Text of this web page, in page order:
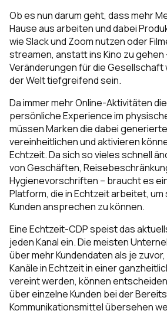
Ob es nun darum geht, dass mehr
Hause aus arbeiten und dabei
wie Slack und Zoom nutzen oder
streamen, anstatt ins Kino zu gehen
Veränderungen für die Gesellschaft
der Welt tiefgreifend sein.
Da immer mehr Online-Aktivitäten
persönliche Experience im
müssen Marken die dabei
vereinheitlichen und aktivieren
Echtzeit. Da sich so vieles schnell
von Geschäften,
Hygienevorschriften – braucht es
Platform, die in Echtzeit arbeitet,
Kunden ansprechen zu können.
Eine Echtzeit-CDP speist das
jeden Kanal ein. Die meisten
über mehr Kundendaten als je
Kanäle in Echtzeit in einer
vereint werden, können
über einzelne Kunden bei der
Kommunikationsmittel übersehen